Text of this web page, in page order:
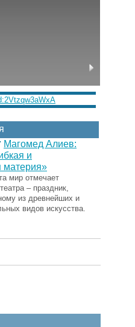
Магомед Алиев:
и
материя»
мир отмечает
– праздник,
из древнейших и
видов искусства.